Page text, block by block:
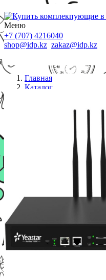
Меню
+7 (707) 4216040
shop@idp.kz zakaz@idp.kz
Главная
Каталог
Yeastar TG800 VoIP-